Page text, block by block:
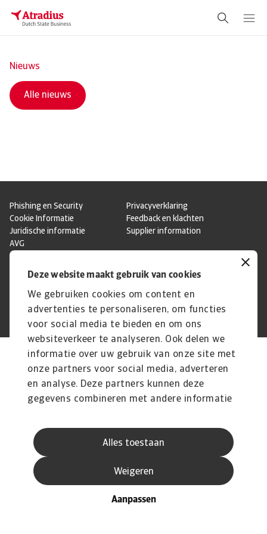
Deze website maakt gebruik van cookies
We gebruiken cookies om content en
advertenties te personaliseren, om functies
voor social media te bieden en om ons
websiteverkeer te analyseren. Ook delen we
informatie over uw gebruik van onze site met
onze partners voor social media, adverteren
en analyse. Deze partners kunnen deze
gegevens combineren met andere informatie
verzameld op basis van uw gebruik van hun
services.
Alles toestaan
Aanpassen
Weigeren
Nieuws
Alle nieuws
Phishing en Security
Privacyverklaring
Cookie Informatie
Feedback en klachten
Juridische informatie
Supplier information
AVG
© Atradius N.V.
Atradius Dutch State Business handelt in
opdracht van de Nederlandse overheid